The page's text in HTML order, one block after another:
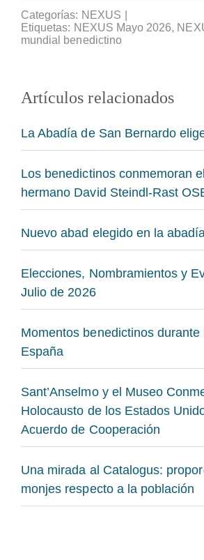
Categorías: NEXUS
Etiquetas: NEXUS Mayo 2026,
mundial benedictino
Artículos relacionados
La Abadía de San Bernardo
Los benedictinos conmemoran
hermano David Steindl-Rast
Nuevo abad elegido en la
Elecciones, Nombramientos y
Julio de 2026
Momentos benedictinos
España
Sant’Anselmo y el Museo
Holocausto de los Estados
Acuerdo de Cooperación
Una mirada al Catalogus:
monjes respecto a la población